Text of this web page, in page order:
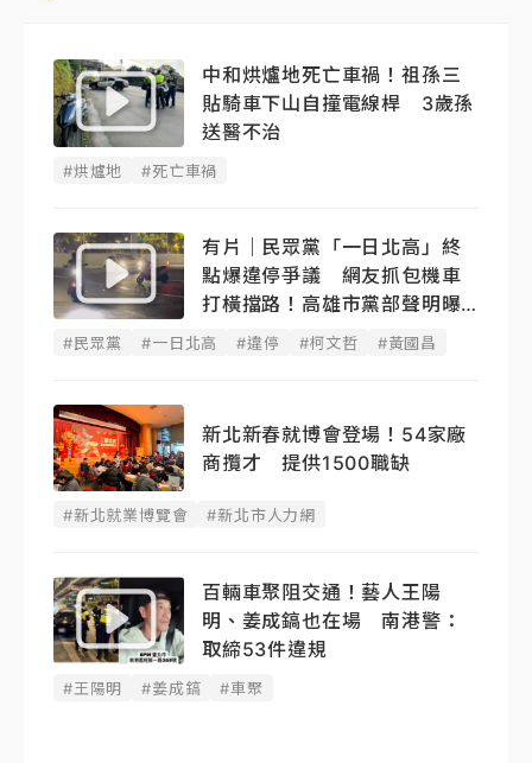
中和烘爐地死亡車禍！祖孫三
貼騎車下山自撞電線桿 3歲孫
送醫不治
#烘爐地 #死亡車禍
有片｜民眾黨「一日北高」終
點爆違停爭議 網友抓包機車
打橫擋路！高雄市黨部聲明曝
光
#民眾黨 #一日北高 #違停 #柯文哲 #黃國昌
新北新春就博會登場！54家廠
商攬才 提供1500職缺
#新北就業博覽會 #新北市人力網
百輛車聚阻交通！藝人王陽
明、姜成鎬也在場 南港警：
取締53件違規
#王陽明 #姜成鎬 #車聚